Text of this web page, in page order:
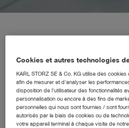
Les actualités internes de KARL STORZ
technique médicale : des solutions
produits et offres spéciales en passant
formations vidéo.
Il suffit de remplir le formulaire ci-
dernières informations concernant sa
Cookies et autres technologies
KARL STORZ SE & Co. KG utilise des
afin de mesurer et d'analyser les
disposition de l'utilisateur des fonctionnalités
personnalisation ou encore à des fins de
personnelles qui nous sont fournies / sont
autorisés par le biais de cookies ou de
votre appareil terminal à chaque visite de